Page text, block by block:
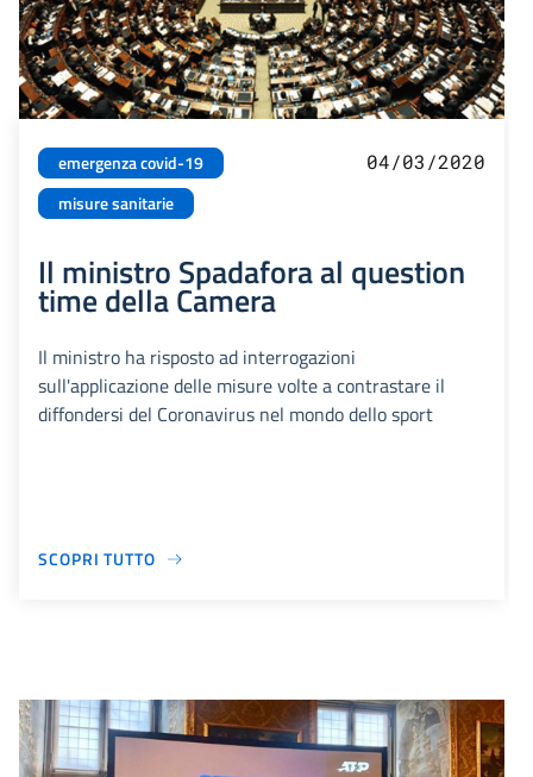
emergenza covid-19
misure sanitarie
04/03/2020
Il ministro Spadafora al question
time della Camera
Il ministro ha risposto ad interrogazioni
sull'applicazione delle misure volte a contrastare il
diffondersi del Coronavirus nel mondo dello sport
SCOPRI TUTTO